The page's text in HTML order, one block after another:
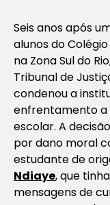
Seis anos após
alunos do
na Zona Sul do
Tribunal de
condenou a
enfrentamento
escolar. A
por dano moral
estudante de
Ndiaye, que
mensagens de